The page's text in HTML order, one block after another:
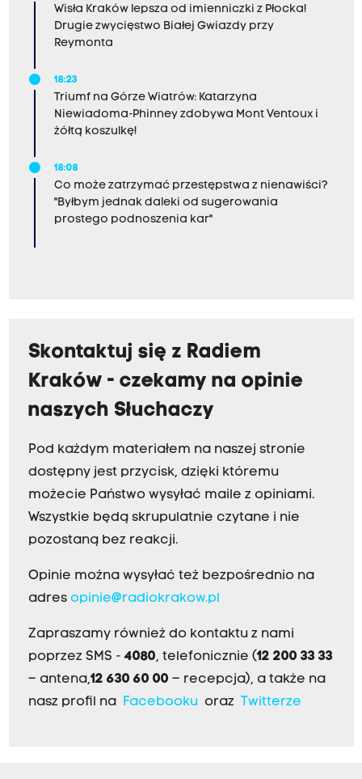
Wisła Kraków lepsza od imienniczki z Płocka!
Drugie zwycięstwo Białej Gwiazdy przy
Reymonta
18:23
Triumf na Górze Wiatrów: Katarzyna
Niewiadoma-Phinney zdobywa Mont Ventoux i
żółtą koszulkę!
18:08
Co może zatrzymać przestępstwa z nienawiści?
"Byłbym jednak daleki od sugerowania
prostego podnoszenia kar"
Skontaktuj się z Radiem
Kraków - czekamy na opinie
naszych Słuchaczy
Pod każdym materiałem na naszej stronie
dostępny jest przycisk, dzięki któremu
możecie Państwo wysyłać maile z opiniami.
Wszystkie będą skrupulatnie czytane i nie
pozostaną bez reakcji.
Opinie można wysyłać też bezpośrednio na
adres opinie@radiokrakow.pl
Zapraszamy również do kontaktu z nami
poprzez SMS - 4080, telefonicznie (12 200 33 33
– antena,12 630 60 00 – recepcja), a także na
nasz profil na Facebookuoraz Twitterze